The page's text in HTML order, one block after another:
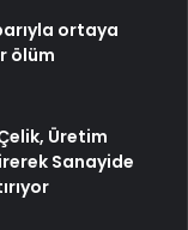
ortaya
ölüm
Üretim
Sanayide